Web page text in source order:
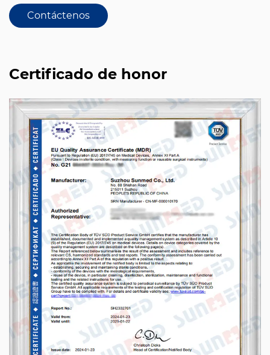
Contáctenos
Certificado de honor